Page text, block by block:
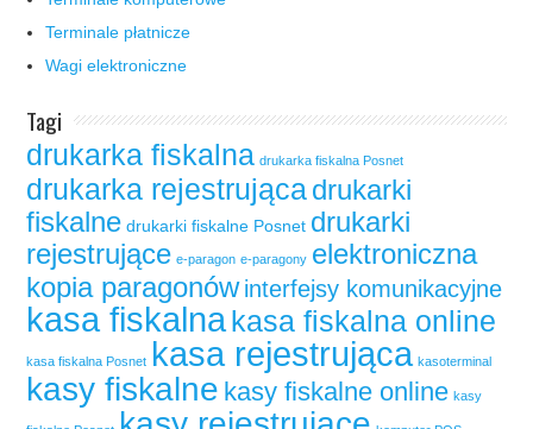
Terminale płatnicze
Wagi elektroniczne
Tagi
drukarka fiskalna drukarka fiskalna Posnet
drukarka rejestrującadrukarki
fiskalne drukarki fiskalne Posnet drukarki
rejestrujące e-paragon e-paragony elektroniczna
kopia paragonów interfejsy komunikacyjne
kasa fiskalnakasa fiskalna online
kasa fiskalna Posnet kasa rejestrująca kasoterminal
kasy fiskalne kasy fiskalne online kasy